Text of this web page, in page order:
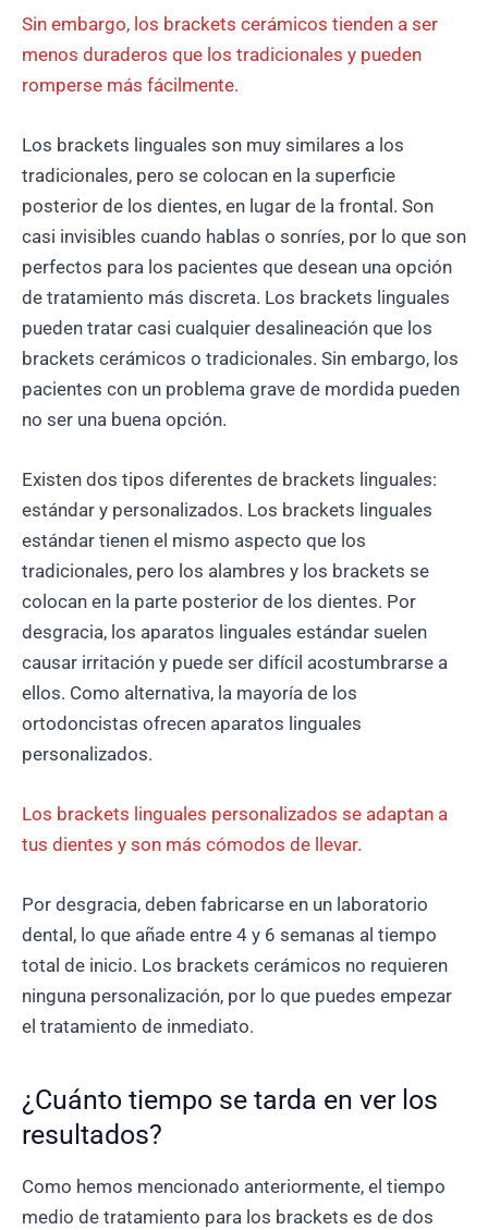
Sin embargo, los brackets cerámicos tienden a ser
menos duraderos que los tradicionales y pueden
romperse más fácilmente.
Los brackets linguales son muy similares a los
tradicionales, pero se colocan en la superficie
posterior de los dientes, en lugar de la frontal. Son
casi invisibles cuando hablas o sonríes, por lo que son
perfectos para los pacientes que desean una opción
de tratamiento más discreta. Los brackets linguales
pueden tratar casi cualquier desalineación que los
brackets cerámicos o tradicionales. Sin embargo, los
pacientes con un problema grave de mordida pueden
no ser una buena opción.
Existen dos tipos diferentes de brackets linguales:
estándar y personalizados. Los brackets linguales
estándar tienen el mismo aspecto que los
tradicionales, pero los alambres y los brackets se
colocan en la parte posterior de los dientes. Por
desgracia, los aparatos linguales estándar suelen
causar irritación y puede ser difícil acostumbrarse a
ellos. Como alternativa, la mayoría de los
ortodoncistas ofrecen aparatos linguales
personalizados.
Los brackets linguales personalizados se adaptan a
tus dientes y son más cómodos de llevar.
Por desgracia, deben fabricarse en un laboratorio
dental, lo que añade entre 4 y 6 semanas al tiempo
total de inicio. Los brackets cerámicos no requieren
ninguna personalización, por lo que puedes empezar
el tratamiento de inmediato.
¿Cuánto tiempo se tarda en ver los
resultados?
Como hemos mencionado anteriormente, el tiempo
medio de tratamiento para los brackets es de dos